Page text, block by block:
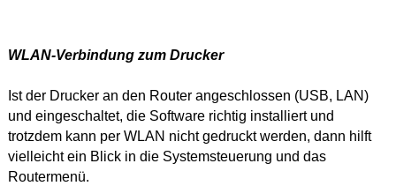
WLAN-Verbindung zum Drucker
Ist der Drucker an den Router angeschlossen (USB, LAN)
und eingeschaltet, die Software richtig installiert und
trotzdem kann per WLAN nicht gedruckt werden, dann hilft
vielleicht ein Blick in die Systemsteuerung und das
Routermenü.